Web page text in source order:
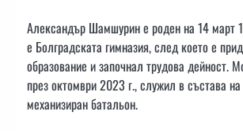
Александър Шамшурин е роден на 14 март
е Болградската гимназия, след което е
образование и започнал трудова дейност.
през октомври 2023 г., служил в състава
механизиран батальон.